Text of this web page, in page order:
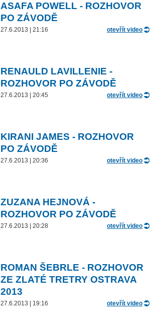
ASAFA POWELL - ROZHOVOR
PO ZÁVODĚ
27.6.2013 | 21:16 otevřít video
RENAULD LAVILLENIE -
ROZHOVOR PO ZÁVODĚ
27.6.2013 | 20:45 otevřít video
KIRANI JAMES - ROZHOVOR
PO ZÁVODĚ
27.6.2013 | 20:36 otevřít video
ZUZANA HEJNOVÁ -
ROZHOVOR PO ZÁVODĚ
27.6.2013 | 20:28 otevřít video
ROMAN ŠEBRLE - ROZHOVOR
ZE ZLATÉ TRETRY OSTRAVA
2013
27.6.2013 | 19:16 otevřít video